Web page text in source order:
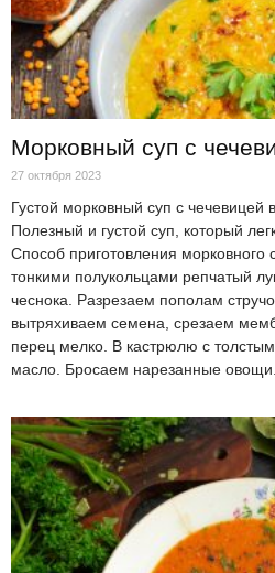
Морковный суп с
27 октября 2023
Густой морковный суп с чечевицей
Полезный и густой суп, который
Способ приготовления морковного
тонкими полукольцами репчатый
чеснока. Разрезаем пополам
вытряхиваем семена, срезаем
перец мелко. В кастрюлю с
масло. Бросаем нарезанные овощи.